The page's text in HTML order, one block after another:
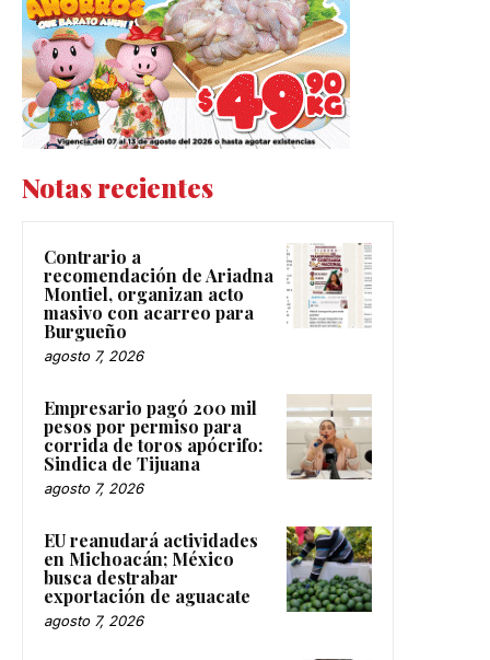
Notas recientes
Contrario a
recomendación de Ariadna
Montiel, organizan acto
masivo con acarreo para
Burgueño
agosto 7, 2026
Empresario pagó 200 mil
pesos por permiso para
corrida de toros apócrifo:
Sindica de Tijuana
agosto 7, 2026
EU reanudará actividades
en Michoacán; México
busca destrabar
exportación de aguacate
agosto 7, 2026